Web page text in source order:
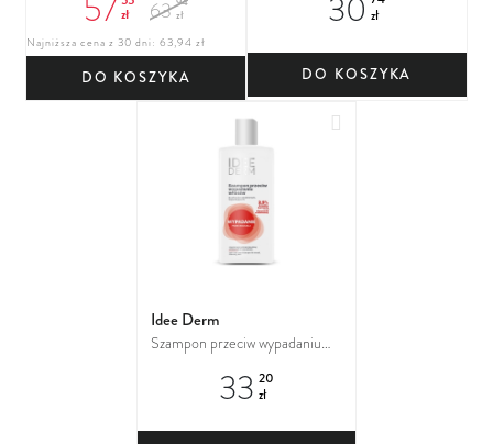
WYPADANIU WŁOSÓW
57 zł 63 zł
Najniższa cena z 30 dni: 63,94 zł
DO KOSZYKA
30 zł
DO KOSZYKA
Idee Derm
Szampon przeciw wypadaniu
33 20
zł